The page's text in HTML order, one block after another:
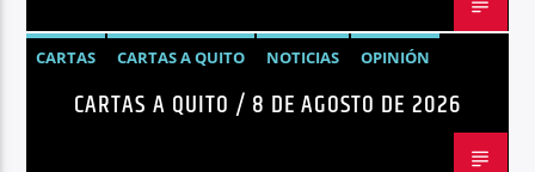
CARTAS CARTAS A QUITO NOTICIAS OPINIÓN
CARTAS A QUITO / 8 DE AGOSTO DE 2026